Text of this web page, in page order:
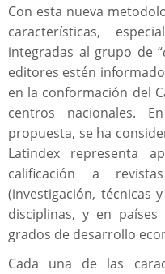
Con esta nueva
características,
integradas al grupo de “
editores estén
en la conformación del
centros nacionales.
propuesta, se ha
Latindex representa
calificación a
(investigación, técnicas
disciplinas, y en
grados de desarrollo
Cada una de las